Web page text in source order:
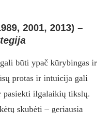
2001, 2013) –
būti ypač kūrybingas ir
protas ir intuicija gali
pasiekti ilgalaikių tikslų.
skubėti – geriausia